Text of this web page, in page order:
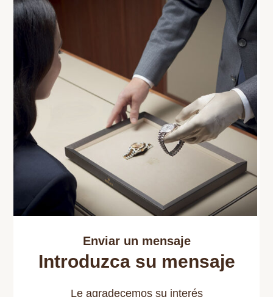
Enviar un mensaje
Introduzca su mensaje
Le agradecemos su interés